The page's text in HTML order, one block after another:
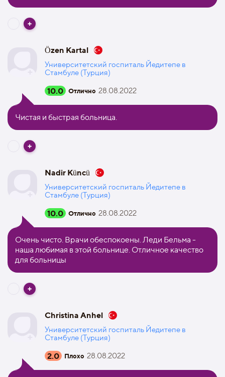
Özen Kartal
Университетский госпиталь Йедитепе в
Стамбуле (Турция)
10.0 Отлично 28.08.2022
Чистая и быстрая больница.
Nadir Küncü
Университетский госпиталь Йедитепе в
Стамбуле (Турция)
10.0 Отлично 28.08.2022
Очень чисто. Врачи обеспокоены. Леди Бельма -
наша любимая в этой больнице. Отличное качество
для больницы
Christina Anhel
Университетский госпиталь Йедитепе в
Стамбуле (Турция)
2.0 Плохо 28.08.2022